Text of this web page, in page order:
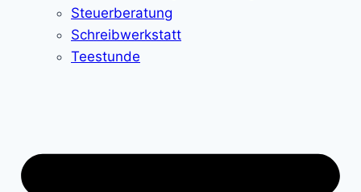
Steuerberatung
Schreibwerkstatt
Teestunde